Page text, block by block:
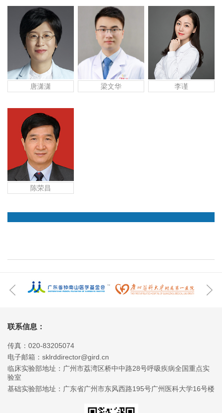
唐潇潇 梁文华 李谨
陈荣昌
联系信息：
传真：020-83205074
电子邮箱：sklrddirector@gird.cn
临床实验部地址：广州市荔湾区桥中中路28号呼吸疾病全国重点实
验室
基础实验部地址：广东省广州市东风西路195号广州医科大学16号楼